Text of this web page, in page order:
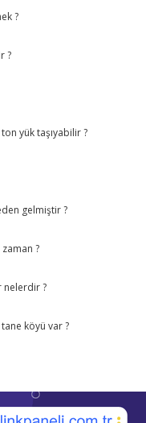
?
?
yük taşıyabilir ?
gelmiştir ?
zaman ?
nelerdir ?
tane köyü var ?